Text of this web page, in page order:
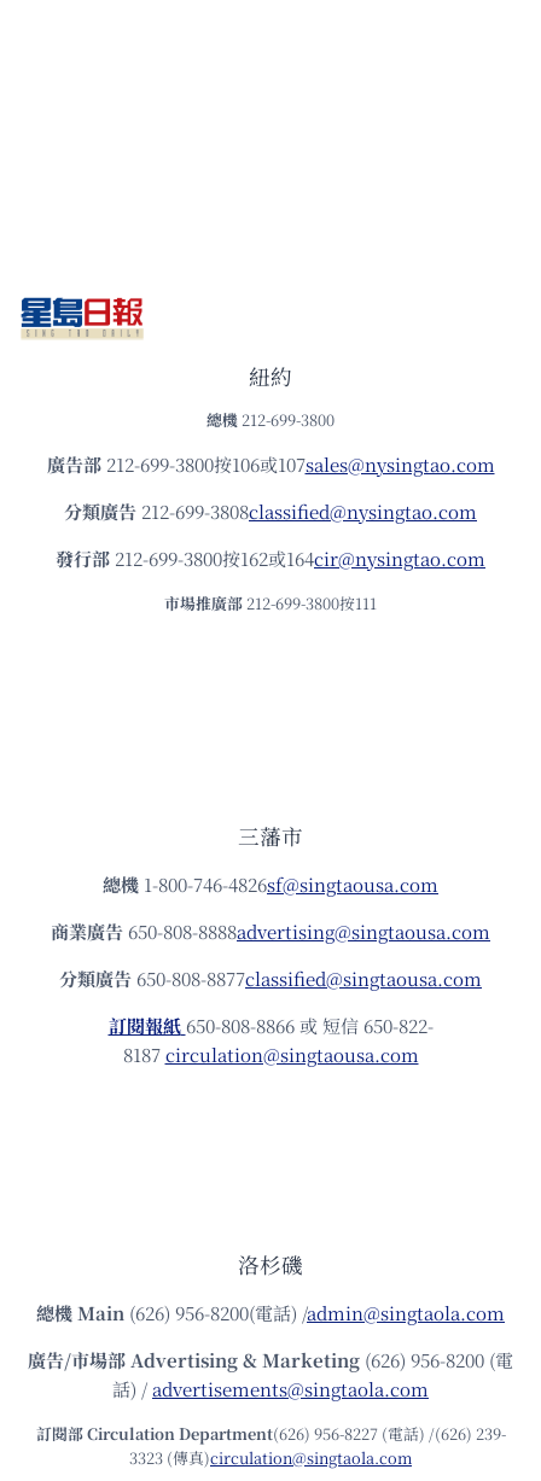
紐約
總機 212-699-3800
廣告部212-699-3800按106或107sales@nysingtao.com
分類廣告 212-699-3808classified@nysingtao.com
發⾏部 212-699-3800按162或164cir@nysingtao.com
市場推廣部 212-699-3800按111
三藩市
總機 1-800-746-4826sf@singtaousa.com
商業廣告 650-808-8888advertising@singtaousa.com
分類廣告 650-808-8877classified@singtaousa.com
訂閱報紙 650-808-8866 或 短信 650-822-
8187circulation@singtaousa.com
洛杉磯
總機Main (626) 956-8200(電話) /admin@singtaola.com
廣告/市場部Advertising & Marketing (626) 956-8200 (電
話) /advertisements@singtaola.com
訂閱部 Circulation Department(626) 956-8227 (電話) /(626) 239-
3323 (傳真)circulation@singtaola.com